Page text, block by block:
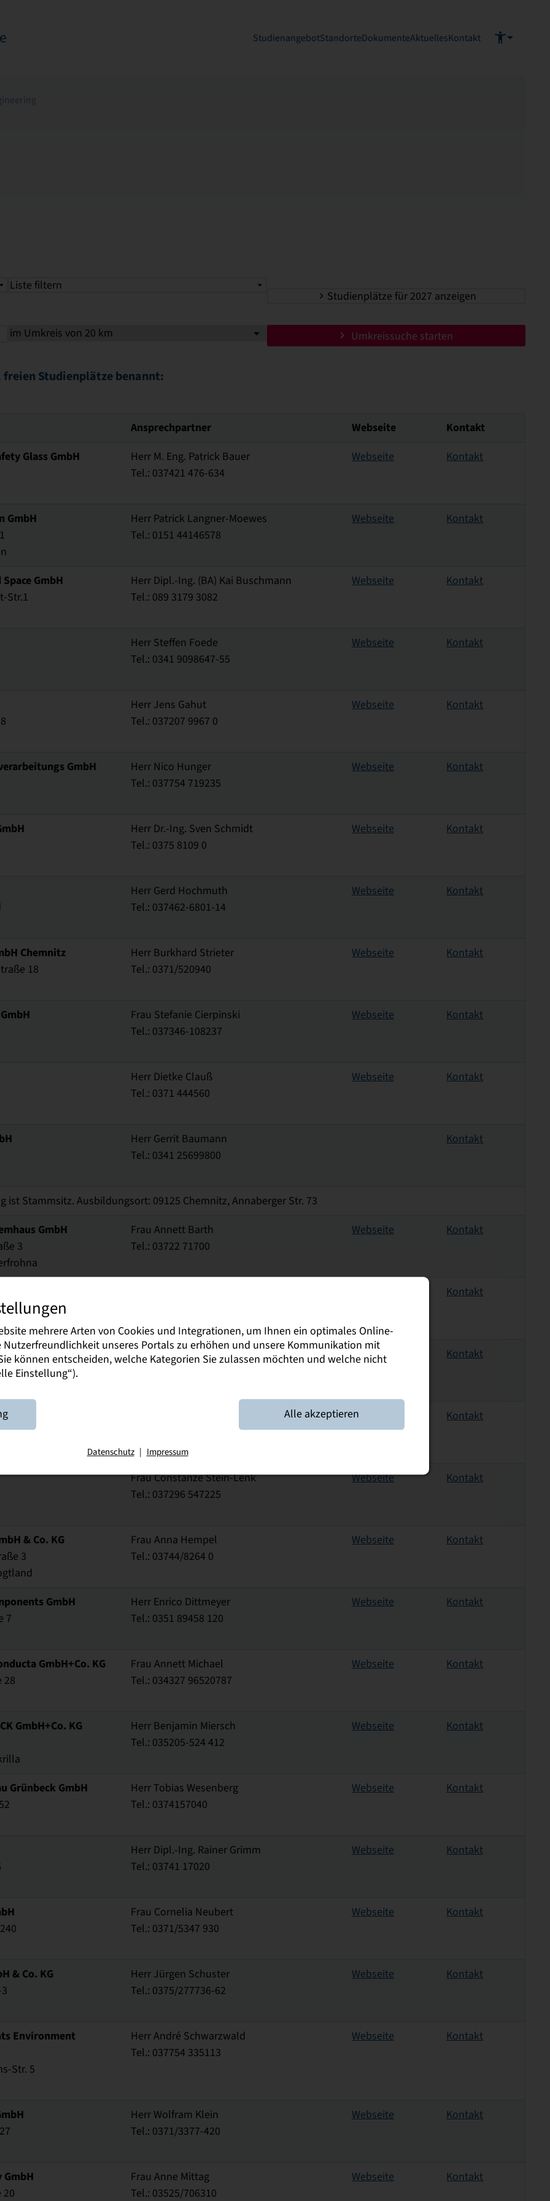
StudienangebotStandorteDokumenteAktuellesKontakt
Liste filtern
Studienplätze für 2027 anzeigen
Umkreissuche starten
Studienplätze benannt:
Ansprechpartner Webseite
Kontakt
Glass GmbH
Herr M. Eng. Patrick Bauer
Tel.: 037421 476-634
Webseite Kontakt
GmbH
Herr Patrick Langner-Moewes
Tel.: 0151 44146578
Webseite Kontakt
GmbH
Str.1
Herr Dipl.-Ing. (BA) Kai Buschmann
Tel.: 089 3179 3082
Webseite Kontakt
Herr Steffen Foede
Tel.: 0341 9098647-55
Webseite Kontakt
Herr Jens Gahut
Tel.: 037207 9967 0
Webseite Kontakt
GmbH
Herr Nico Hunger
Tel.: 037754 719235
Webseite Kontakt
Herr Dr.-Ing. Sven Schmidt
Tel.: 0375 8109 0
Webseite Kontakt
Herr Gerd Hochmuth
Tel.: 037462-6801-14
Webseite Kontakt
Chemnitz
18
Herr Burkhard Strieter
Tel.: 0371/520940
Webseite Kontakt
Frau Stefanie Cierpinski
Tel.: 037346-108237
Webseite Kontakt
Herr Dietke Clauß
Tel.: 0371 444560
Webseite Kontakt
Herr Gerrit Baumann
Tel.: 0341 25699800
Kontakt
ist Stammsitz. Ausbildungsort: 09125 Chemnitz, Annaberger Str. 73
GmbH
3
Frau Annett Barth
Tel.: 03722 71700
Webseite Kontakt
Kontakt
Frau Ramona Bergner
Webseite Kontakt
Webseite Kontakt
Frau Constanze Stein-Lenk
Tel.: 037296 547225
Webseite Kontakt
& Co. KG
3
Frau Anna Hempel
Tel.: 03744/8264 0
Webseite Kontakt
GmbH
7
Herr Enrico Dittmeyer
Tel.: 0351 89458 120
Webseite Kontakt
GmbH+Co. KG
28
Frau Annett Michael
Tel.: 034327 96520787
Webseite Kontakt
GmbH+Co. KG
Herr Benjamin Miersch
Tel.: 035205-524 412
Webseite Kontakt
Grünbeck GmbH
Herr Tobias Wesenberg
Tel.: 0374157040
Webseite Kontakt
Herr Dipl.-Ing. Rainer Grimm
Tel.: 03741 17020
Webseite Kontakt
Frau Cornelia Neubert
Tel.: 0371/5347 930
Webseite Kontakt
& Co. KG
Herr Jürgen Schuster
Tel.: 0375/277736-62
Webseite Kontakt
Environment
Str. 5
Herr André Schwarzwald
Tel.: 037754 335113
Webseite Kontakt
Herr Wolfram Klein
Tel.: 0371/3377-420
Webseite Kontakt
GmbH
20
Frau Anne Mittag
Tel.: 03525/706310
Webseite Kontakt
mehrere Arten von Cookies und Integrationen, um Ihnen ein optimales Online-
Nutzerfreundlichkeit unseres Portals zu erhöhen und unsere Kommunikation mit
können entscheiden, welche Kategorien Sie zulassen möchten und welche nicht
Einstellung“).
Alle akzeptieren
Datenschutz | Impressum